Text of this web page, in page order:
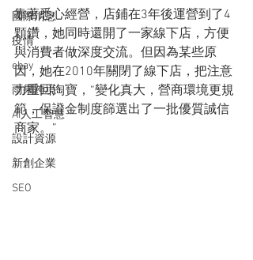
國際消息
疫情
ebay
雨果跨境
AI人工智慧
設計資源
新創企業
SEO
靠著悉心經營，店鋪在3年後運營到了4
顆鑽，她同時還開了一家線下店，方便
與消費者做深度交流。但因為某些原
因，她在2010年關閉了線下店，把注意
力重回淘寶，“變化真大，營商環境更規
範，保證金制度篩選出了一批優質誠信
商家。”